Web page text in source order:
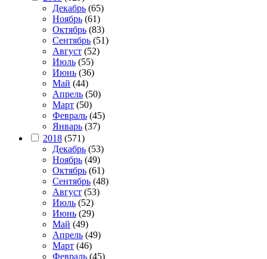
Декабрь (65)
Ноябрь (61)
Октябрь (83)
Сентябрь (51)
Август (52)
Июль (55)
Июнь (36)
Май (44)
Апрель (50)
Март (50)
Февраль (45)
Январь (37)
2018 (571)
Декабрь (53)
Ноябрь (49)
Октябрь (61)
Сентябрь (48)
Август (53)
Июль (52)
Июнь (29)
Май (49)
Апрель (49)
Март (46)
Февраль (45)